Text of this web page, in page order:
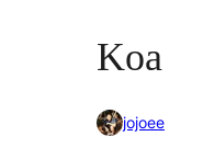
Koa
jojoee